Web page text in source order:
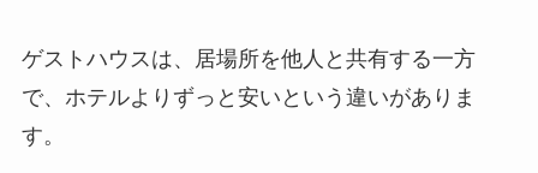
ゲストハウスは、居場所を他人と共有する一方
で、ホテルよりずっと安いという違いがありま
す。